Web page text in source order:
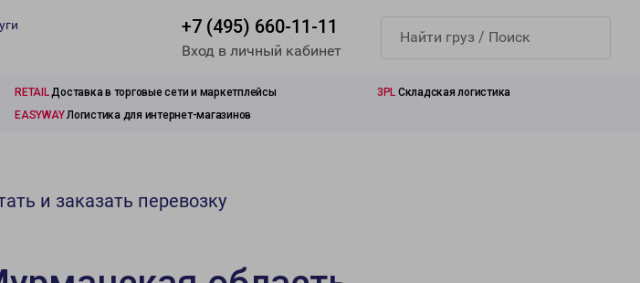
+7 (495) 660-11-11
Вход в личный кабинет
RETAILДоставка в торговые сети и маркетплейсы 3PL Складская логистика
EASYWAYЛогистика для интернет-магазинов
и заказать перевозку